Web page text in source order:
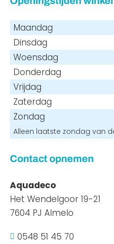
Maandag
Dinsdag
Woensdag
Donderdag
Vrijdag
Zaterdag
Zondag
Alleen laatste zondag van
Contact opnemen
Aquadeco
Het Wendelgoor 19-21
7604 PJ Almelo
 0548 51 45 70